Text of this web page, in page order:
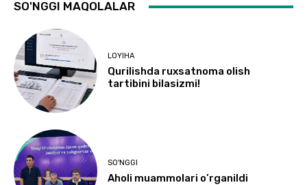
SO'NGGI MAQOLALAR
LOYIHA
Qurilishda ruxsatnoma olish
tartibini bilasizmi!
SO'NGGI
Aholi muammolari o’rganildi